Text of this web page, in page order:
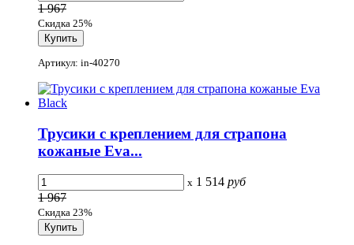
1 967
Скидка 25%
Артикул: in-40270
Трусики с креплением для страпона
кожаные Eva...
x 1 514 руб
1 967
Скидка 23%